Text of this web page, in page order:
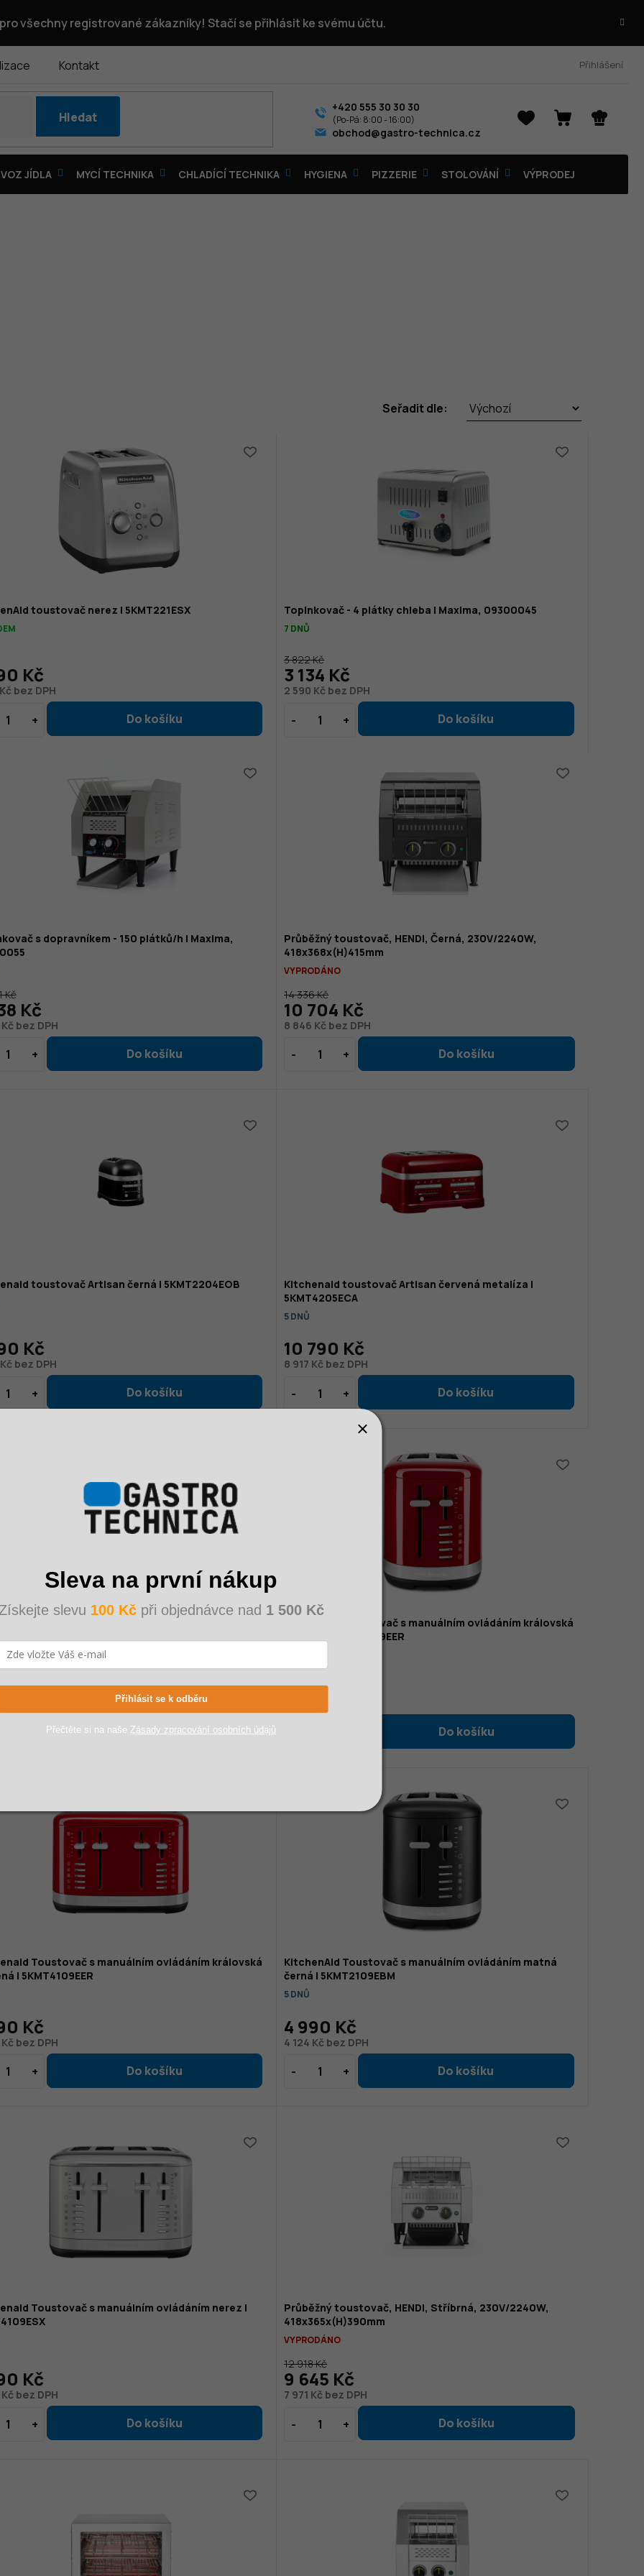
pro všechny registrované zákazníky! Stačí se přihlásit ke svému účtu.
Kontakt Přihlášení
Hledat
NÁKUPNÍ
+420 555 30 30 30
obchod@gastro-technica.cz
JÍDLA MYCÍ TECHNIKA CHLADÍCÍ TECHNIKA HYGIENA PIZZERIE STOLOVÁNÍ VÝPRODEJ
Seřadit dle:
toustovač nerez | 5KMT221ESX
bez DPH
Kč
Topinkovač - 4 plátky chleba | Maxima, 09300045
7 DNŮ
2 590 Kč bez DPH
3 822 Kč
3 134 Kč
s dopravníkem - 150 plátků/h | Maxima,
bez DPH
Kč
Kč
Průběžný toustovač, HENDI, Černá, 230V/2240W,
418x368x(H)415mm
VYPRODÁNO
8 846 Kč bez DPH
14 336 Kč
10 704 Kč
toustovač Artisan černá | 5KMT2204EOB
bez DPH
Kč
Kitchenaid toustovač Artisan červená metalíza |
5KMT4205ECA
5 DNŮ
8 917 Kč bez DPH
10 790 Kč
Kč
KitchenAid Toustovač s manuálním ovládáním královská
červená | 5KMT2109EER
4 990 Kč
Toustovač s manuálním ovládáním královská
| 5KMT4109EER
bez DPH
Kč
KitchenAid Toustovač s manuálním ovládáním matná
černá | 5KMT2109EBM
5 DNŮ
4 124 Kč bez DPH
4 990 Kč
Toustovač s manuálním ovládáním nerez |
bez DPH
Kč
Průběžný toustovač, HENDI, Stříbrná, 230V/2240W,
418x365x(H)390mm
VYPRODÁNO
7 971 Kč bez DPH
12 918 Kč
9 645 Kč
Sleva na první nákup
Získejte slevu 100 Kčpři objednávce nad 1 500 Kč
Přihlásit se k odběru
Přečtěte si na naše Zásady zpracování osobních údajů